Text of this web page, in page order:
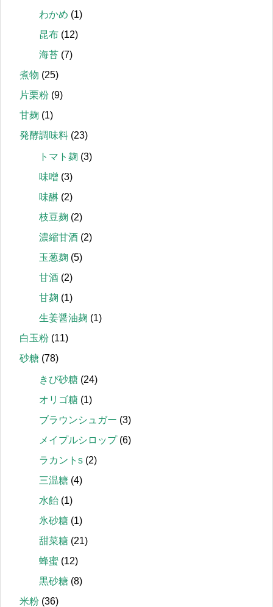
わかめ (1)
昆布 (12)
海苔 (7)
煮物 (25)
片栗粉 (9)
甘麹 (1)
発酵調味料 (23)
トマト麹 (3)
味噌 (3)
味醂 (2)
枝豆麹 (2)
濃縮甘酒 (2)
玉葱麹 (5)
甘酒 (2)
甘麹 (1)
生姜醤油麹 (1)
白玉粉 (11)
砂糖 (78)
きび砂糖 (24)
オリゴ糖 (1)
ブラウンシュガー (3)
メイプルシロップ(6)
ラカントs (2)
三温糖 (4)
水飴 (1)
氷砂糖 (1)
甜菜糖 (21)
蜂蜜 (12)
黒砂糖 (8)
米粉 (36)